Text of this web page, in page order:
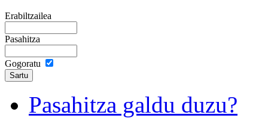
Erabiltzailea
Pasahitza
Gogoratu
Pasahitza galdu duzu?